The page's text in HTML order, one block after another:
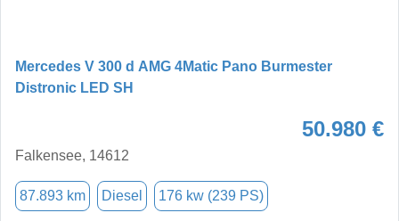
Mercedes V 300 d AMG 4Matic Pano Burmester
Distronic LED SH
50.980 €
Falkensee, 14612
87.893 km Diesel 176 kw (239 PS)